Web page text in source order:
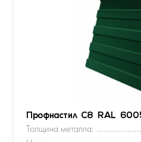
Профнастил С8 RAL
Толщина металла: